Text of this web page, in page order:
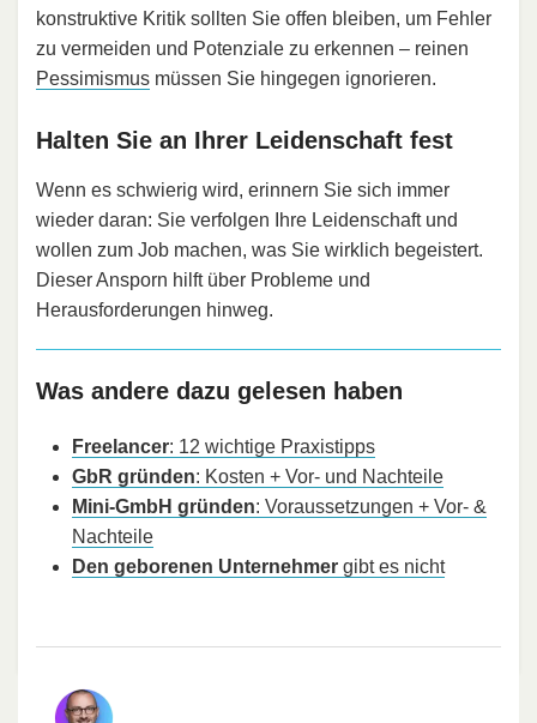
konstruktive Kritik sollten Sie offen bleiben, um Fehler
zu vermeiden und Potenziale zu erkennen – reinen
Pessimismus müssen Sie hingegen ignorieren.
Halten Sie an Ihrer Leidenschaft fest
Wenn es schwierig wird, erinnern Sie sich immer
wieder daran: Sie verfolgen Ihre Leidenschaft und
wollen zum Job machen, was Sie wirklich begeistert.
Dieser Ansporn hilft über Probleme und
Herausforderungen hinweg.
Was andere dazu gelesen haben
Freelancer: 12 wichtige Praxistipps
GbR gründen: Kosten + Vor- und Nachteile
Mini-GmbH gründen: Voraussetzungen + Vor- &
Nachteile
Den geborenen Unternehmer gibt es nicht